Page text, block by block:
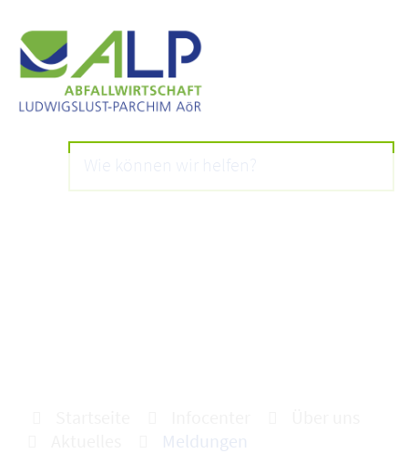
Meldungen